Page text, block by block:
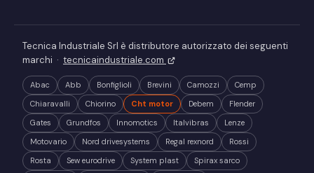
Tecnica Industriale Srl è distributore autorizzato dei seguenti
marchi · tecnicaindustriale.com
Abac Abb Bonfiglioli Brevini Camozzi
Cemp
Chiaravalli
Chiorino Cht motor Debem
Flender
Gates
Grundfos Innomotics Italvibras
Lenze
Motovario
Nord drivesystems Regal rexnord
Rossi
Rosta
Sew eurodrive System plast Spirax sarco